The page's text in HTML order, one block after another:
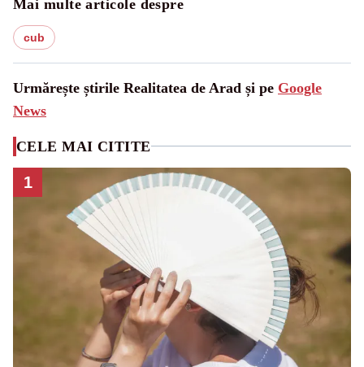
Mai multe articole despre
cub
Urmărește știrile Realitatea de Arad și pe Google
News
CELE MAI CITITE
1